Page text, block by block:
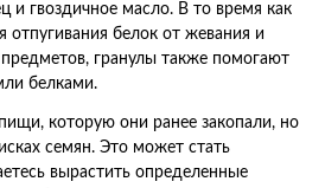
и гвоздичное масло. В то время как
отпугивания белок от жевания и
гранулы также помогают
белками.
которую они ранее закопали, но
семян. Это может стать
вырастить определенные